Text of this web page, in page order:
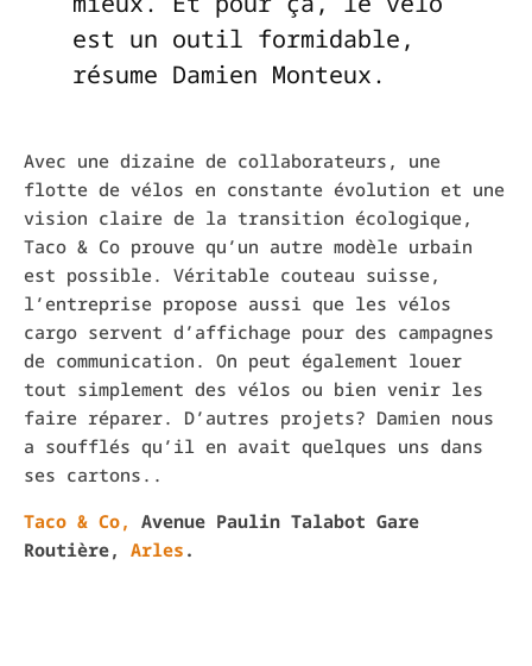
est un outil formidable,
résume Damien Monteux.
Avec une dizaine de collaborateurs, une
flotte de vélos en constante évolution et une
vision claire de la transition écologique,
Taco & Co prouve qu’un autre modèle urbain
est possible. Véritable couteau suisse,
l’entreprise propose aussi que les vélos
cargo servent d’affichage pour des campagnes
de communication. On peut également louer
tout simplement des vélos ou bien venir les
faire réparer. D’autres projets? Damien nous
a soufflés qu’il en avait quelques uns dans
ses cartons..
Taco & Co, Avenue Paulin Talabot Gare
Routière, Arles .